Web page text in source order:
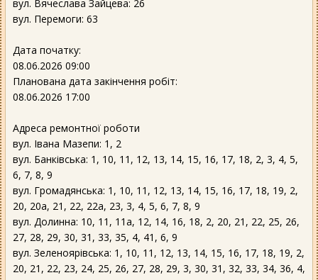
вул. Вячеслава Зайцева: 26
вул. Перемоги: 63
Дата початку:
08.06.2026 09:00
Планована дата закінчення робіт:
08.06.2026 17:00
Адреса ремонтної роботи
вул. Івана Мазепи: 1, 2
вул. Банківська: 1, 10, 11, 12, 13, 14, 15, 16, 17, 18, 2, 3, 4, 5,
6, 7, 8, 9
вул. Громадянська: 1, 10, 11, 12, 13, 14, 15, 16, 17, 18, 19, 2,
20, 20а, 21, 22, 22а, 23, 3, 4, 5, 6, 7, 8, 9
вул. Долинна: 10, 11, 11а, 12, 14, 16, 18, 2, 20, 21, 22, 25, 26,
27, 28, 29, 30, 31, 33, 35, 4, 41, 6, 9
вул. Зеленоярівська: 1, 10, 11, 12, 13, 14, 15, 16, 17, 18, 19, 2,
20, 21, 22, 23, 24, 25, 26, 27, 28, 29, 3, 30, 31, 32, 33, 34, 36, 4,